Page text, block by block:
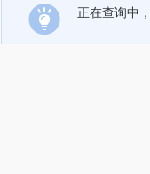
正在查询中